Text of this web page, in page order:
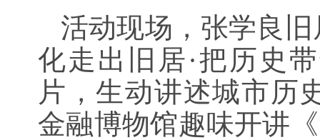
活动现场，张学良
化走出旧居·把历史
片，生动讲述城市历
金融博物馆趣味开讲